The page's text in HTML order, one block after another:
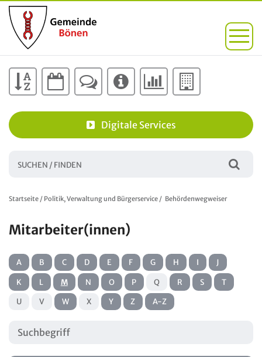
Digitale Services
Startseite / Politik, Verwaltung und Bürgerservice / Behördenwegweiser
Mitarbeiter(innen)
A B C D E F G H I
J
K
L M N O P Q R S
T
U
V W X Y Z A-Z